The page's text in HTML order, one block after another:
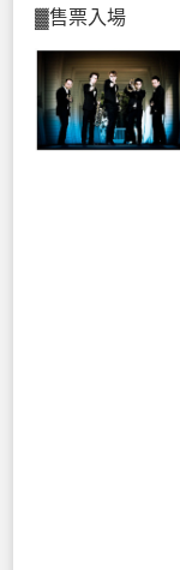
▓售票入場